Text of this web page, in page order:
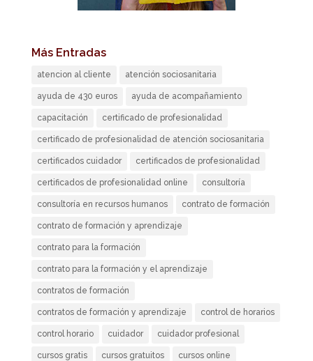
Más Entradas
atencion al cliente atención sociosanitaria
ayuda de 430 euros ayuda de acompañamiento
capacitación certificado de profesionalidad
certificado de profesionalidad de atención sociosanitaria
certificados cuidador certificados de profesionalidad
certificados de profesionalidad online consultoría
consultoría en recursos humanos contrato de formación
contrato de formación y aprendizaje
contrato para la formación
contrato para la formación y el aprendizaje
contratos de formación
contratos de formación y aprendizaje control de horarios
control horario cuidador cuidador profesional
cursos gratis cursos gratuitos cursos online